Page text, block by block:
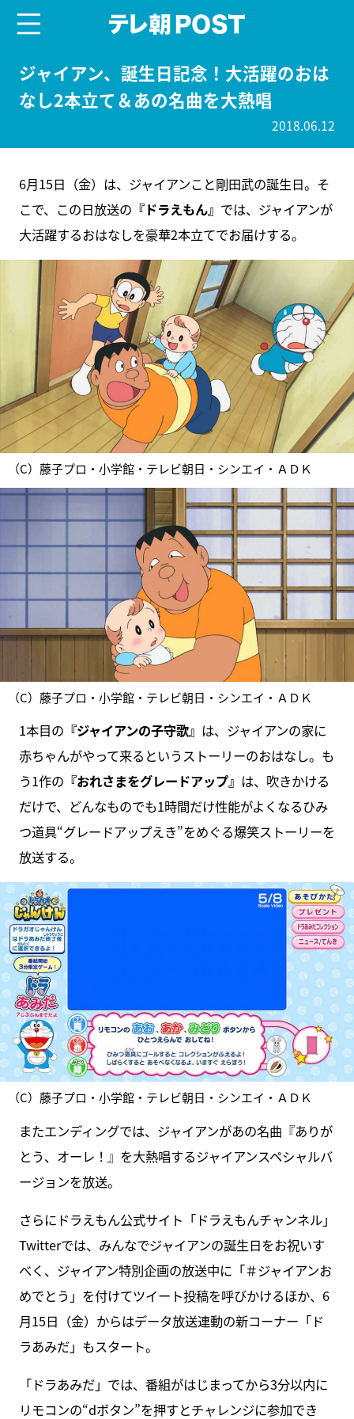
ジャイアン、誕生日記念！大活躍のおは
なし2本立て＆あの名曲を大熱唱
2018.06.12
6月15日（金）は、ジャイアンこと剛田武の誕生日。そ
こで、この日放送の 『ドラえもん』 では、ジャイアンが
大活躍するおはなしを豪華2本立てでお届けする。
（C）藤子プロ・小学館・テレビ朝日・シンエイ・ＡＤＫ
（C）藤子プロ・小学館・テレビ朝日・シンエイ・ＡＤＫ
1本目の 『ジャイアンの子守歌』 は、ジャイアンの家に
赤ちゃんがやって来るというストーリーのおはなし。も
う1作の 『おれさまをグレードアップ』 は、吹きかける
だけで、どんなものでも1時間だけ性能がよくなるひみ
つ道具“グレードアップえき”をめぐる爆笑ストーリーを
放送する。
（C）藤子プロ・小学館・テレビ朝日・シンエイ・ＡＤＫ
またエンディングでは、ジャイアンがあの名曲『ありが
とう、オーレ！』を大熱唱するジャイアンスペシャルバ
ージョンを放送。
さらにドラえもん公式サイト「ドラえもんチャンネル」
Twitterでは、みんなでジャイアンの誕生日をお祝いす
べく、ジャイアン特別企画の放送中に「＃ジャイアンお
めでとう」を付けてツイート投稿を呼びかけるほか、6
月15日（金）からはデータ放送連動の新コーナー「ド
ラあみだ」もスタート。
「ドラあみだ」では、番組がはじまってから3分以内に
リモコンの“dボタン”を押すとチャレンジに参加でき